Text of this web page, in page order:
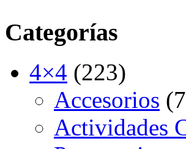
Categorías
4×4 (223)
Accesorios
Actividades